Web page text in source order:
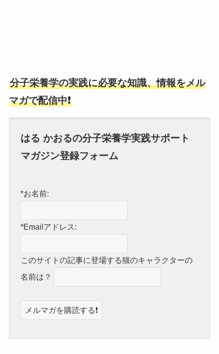
分子栄養学の実践に必要な知識、情報をメル
マガで配信中❗
はる かおるの分子栄養学実践サポート
マガジン登録フォーム
*お名前:
*Emailアドレス:
このサイトの記事に登場する猫のキャラクターの
名前は？